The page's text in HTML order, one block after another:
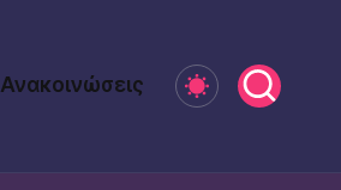
Ανακοινώσεις